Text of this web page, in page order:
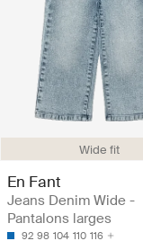
Wide fit
En Fant
Jeans Denim Wide -
Pantalons larges
92 98 104 110 116